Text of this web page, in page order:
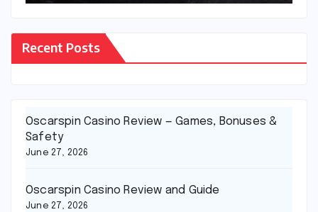
Recent Posts
Oscarspin Casino Review — Games, Bonuses &
Safety
June 27, 2026
Oscarspin Casino Review and Guide
June 27, 2026